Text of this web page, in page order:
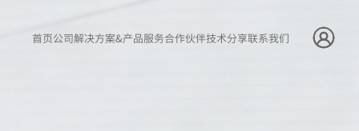
首页公司解决方案&产品服务合作伙伴技术分享联系我们